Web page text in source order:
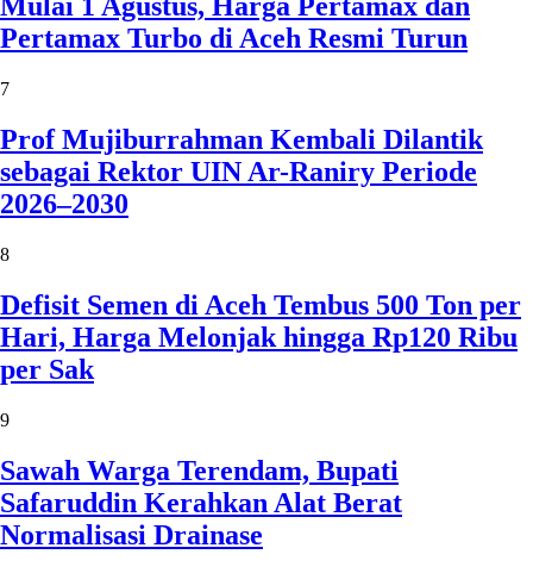
Mulai 1 Agustus, Harga Pertamax dan
Pertamax Turbo di Aceh Resmi Turun
7
Prof Mujiburrahman Kembali Dilantik
sebagai Rektor UIN Ar-Raniry Periode
2026–2030
8
Defisit Semen di Aceh Tembus 500 Ton per
Hari, Harga Melonjak hingga Rp120 Ribu
per Sak
9
Sawah Warga Terendam, Bupati
Safaruddin Kerahkan Alat Berat
Normalisasi Drainase